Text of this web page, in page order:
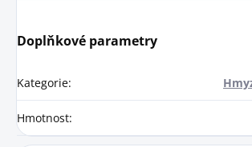
Doplňkové parametry
Kategorie:
Hmotnost: